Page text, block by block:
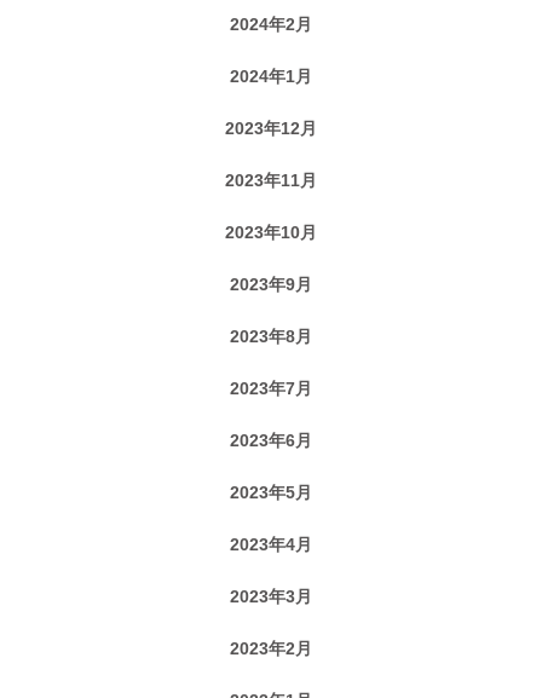
2024年2月
2024年1月
2023年12月
2023年11月
2023年10月
2023年9月
2023年8月
2023年7月
2023年6月
2023年5月
2023年4月
2023年3月
2023年2月